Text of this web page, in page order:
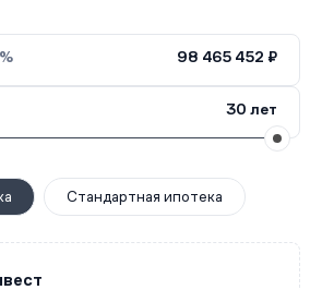
98 465 452 ₽
30 лет
Стандартная ипотека